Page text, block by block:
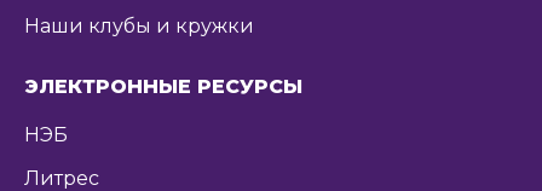
Наши клубы и кружки
ЭЛЕКТРОННЫЕ РЕСУРСЫ
НЭБ
Литрес